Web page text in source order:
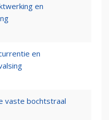
en
en
vaste bochtstraal